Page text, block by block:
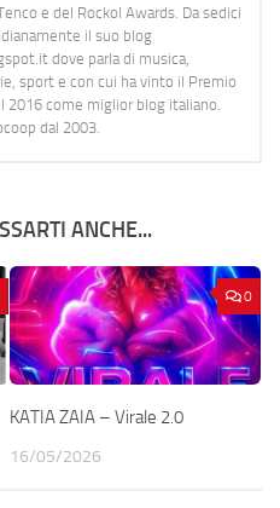
e del Rockol Awards. Da sedici
il suo blog
dove parla di musica,
sport e con cui ha vinto il Premio
come miglior blog italiano.
dal 2003.
ANCHE...
0
KATIA ZAIA – Virale 2.0
16/05/2026